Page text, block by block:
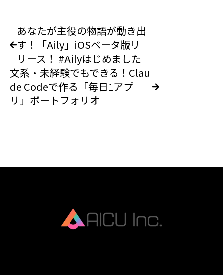
あなたが主役の物語が動き出
す！「Aily」iOSベータ版リ
リース！ #Ailyはじめました
文系・未経験でもできる！Clau
de Codeで作る「毎日1アプ
リ」ポートフォリオ